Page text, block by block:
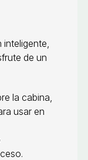
de un
la cabina,
usar en